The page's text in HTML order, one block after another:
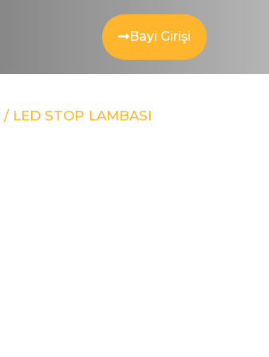
Bayi Girişi
/ LED STOP LAMBASI